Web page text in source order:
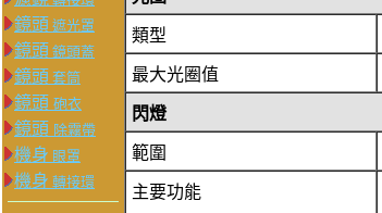
鏡頭 遮光罩
鏡頭 鏡頭蓋
鏡頭 套筒
鏡頭 砲衣
鏡頭 除霧帶
機身 眼罩
機身 轉接環
類型
最大光圈值
閃燈
範圍
主要功能